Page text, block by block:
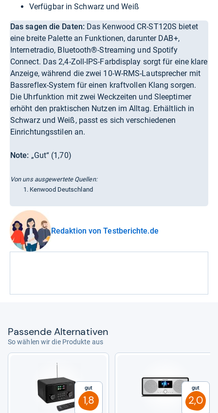
Verfügbar in Schwarz und Weiß
Das sagen die Daten: Das Kenwood CR-ST120S bietet
eine breite Palette an Funktionen, darunter DAB+,
Internetradio, Bluetooth®-Streaming und Spotify
Connect. Das 2,4-Zoll-IPS-Farbdisplay sorgt für eine klare
Anzeige, während die zwei 10-W-RMS-Lautsprecher mit
Bassreflex-System für einen kraftvollen Klang sorgen.
Die Uhrfunktion mit zwei Weckzeiten und Sleeptimer
erhöht den praktischen Nutzen im Alltag. Erhältlich in
Schwarz und Weiß, passt es sich verschiedenen
Einrichtungsstilen an.
Note: „Gut“ (1,70)
Von uns ausgewertete Quellen:
Kenwood Deutschland
Redaktion von Testberichte.de
Pas­sende Alter­na­ti­ven
So wählen wir die Produkte aus
Gut
1,8
Gut
2,0